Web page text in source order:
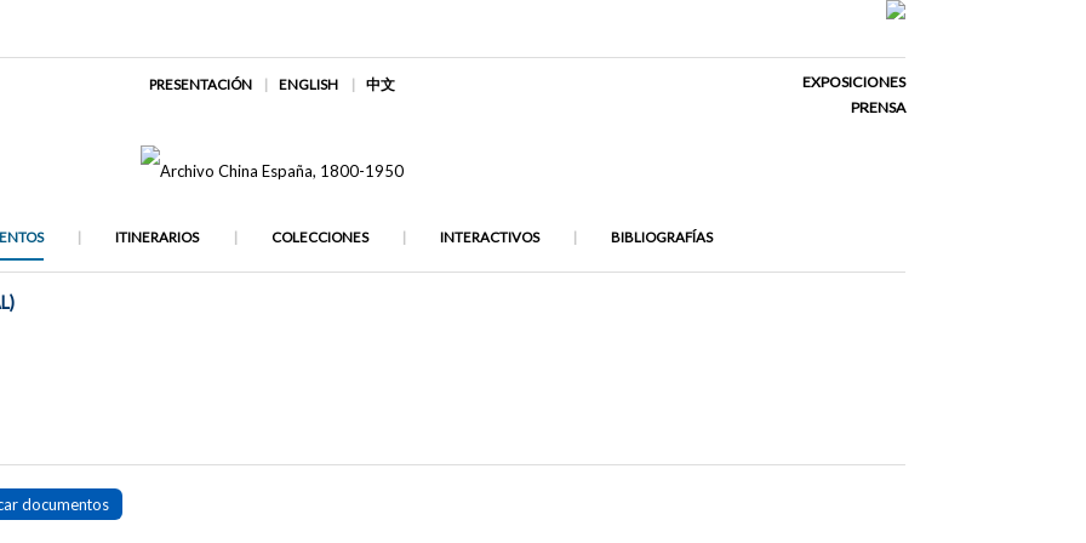
PRESENTACIÓN ENGLISH 中文
EXPOSICIONES
PRENSA
ITINERARIOS COLECCIONES INTERACTIVOS BIBLIOGRAFÍAS
documentos